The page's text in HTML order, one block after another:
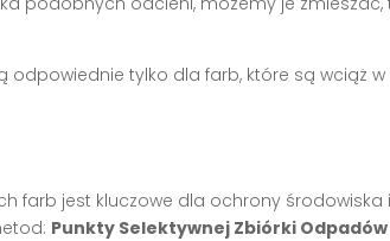
odpowiednie tylko dla farb, które są wciąż
farb jest kluczowe dla ochrony
Punkty Selektywnej Zbiórki